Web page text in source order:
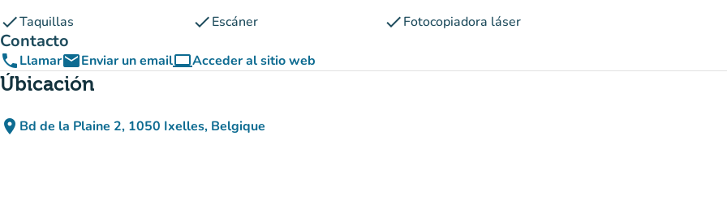
checkTaquillas checkEscáner checkFotocopiadora láser
Contacto
phoneLlamaremailEnviar un emailcomputerAcceder al sitio web
(nueva pestaña)
Úbicación
place Bd de la Plaine 2, 1050 Ixelles, Belgique
(abrir en Google Maps)
(nueva pestaña)